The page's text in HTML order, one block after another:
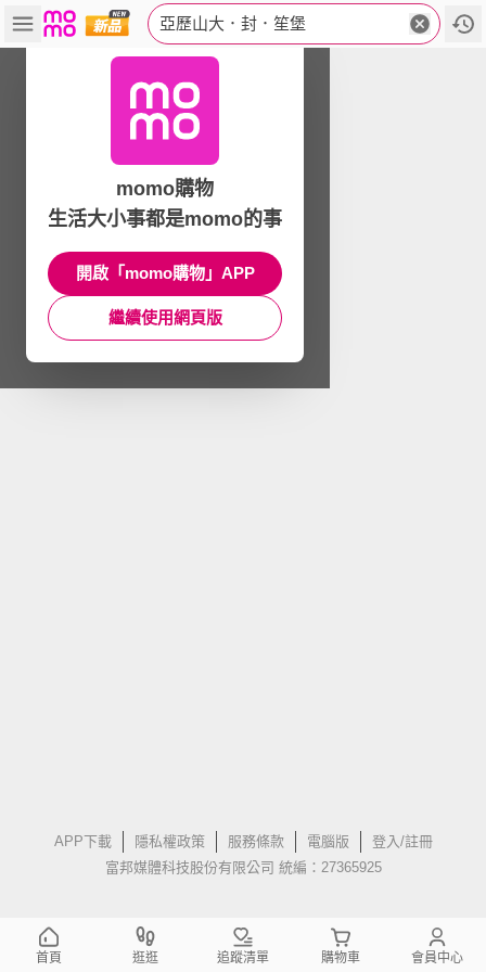
亞歷山大．封．笙堡
APP下載 隱私權政策 服務條款 電腦版
登入/註冊
富邦媒體科技股份有限公司 統編：27365925
momo購物
生活大小事都是momo的事
開啟「momo購物」APP
繼續使用網頁版
首頁 逛逛 追蹤清單 購物車 會員中心